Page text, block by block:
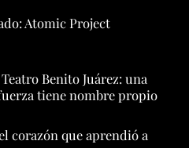
Atomic Project
Benito Juárez: una
tiene nombre propio
corazón que aprendió a